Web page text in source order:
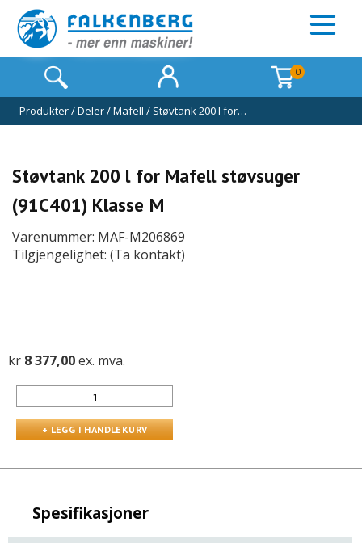
0
Produkter/Deler/Mafell / Støvtank 200 l for…
Støvtank 200 l for Mafell støvsuger
(91C401) Klasse M
Varenummer: MAF-M206869
Tilgjengelighet: (Ta kontakt)
kr 8 377,00ex. mva.
Spesifikasjoner